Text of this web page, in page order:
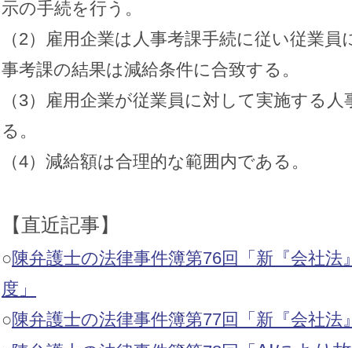
示の手続を行う。
（2）雇用企業は人事考課手続に従い従業
事考課の結果は減給条件に合致する。
（3）雇用企業が従業員に対して実施する
る。
（4）減給額は合理的な範囲内である。
【直近記事】
○陳弁護士の法律事件簿第76回「新『会社
度」
○陳弁護士の法律事件簿第77回「新『会社